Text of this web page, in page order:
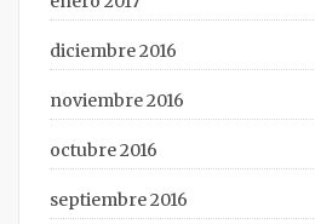
diciembre 2016
noviembre 2016
octubre 2016
septiembre 2016